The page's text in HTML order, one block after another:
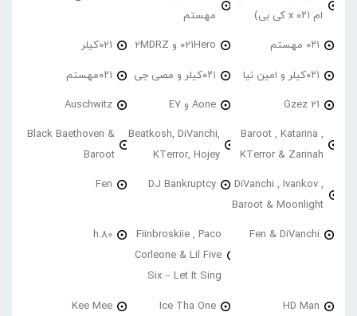
ام ۰۲۱ x کی بی)
مهستم
۰۲۱ مهستم 021Hero و 2MDRZ 021کیلر
۰۲۱کیلر و امین نیا ۰۲۱کیلر و مصی جی ۰۲۱مهستم
21 Gzez Aone و E7 Auschwitz
Baroot , Katarina ,
KTerror & Zarinah
Beatkosh, DiVanchi,
KTerror, Hojey
Black Baethoven &
Baroot
DiVanchi , Ivankov ,
Baroot & Moonlight
DJ Bankruptcy
Fen
Fen & DiVanchi
Fiinbroskiie , Paco
Corleone & Lil Five
Six – Let It Sing
h.80
HD Man
Ice Tha One
Kee Mee